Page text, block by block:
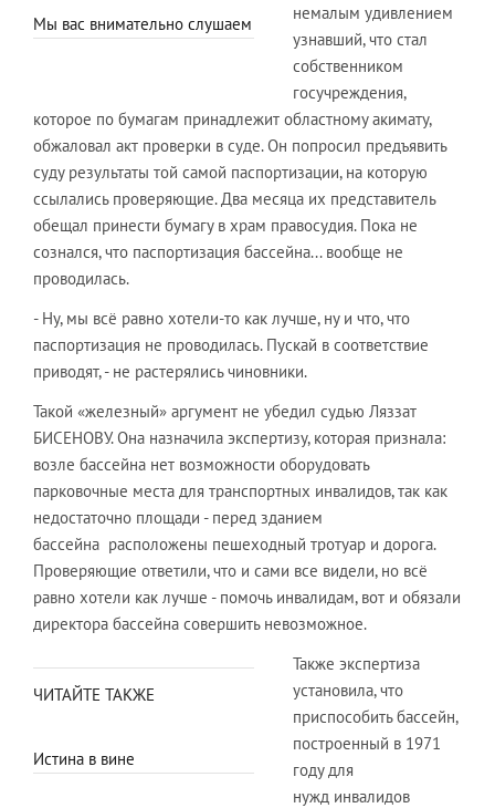
Мы вас внимательно слушаем
немалым удивлением
узнавший, что стал
собственником
госучреждения,
которое по бумагам принадлежит областному акимату,
обжаловал акт проверки в суде. Он попросил предъявить
суду результаты той самой паспортизации, на которую
ссылались проверяющие. Два месяца их представитель
обещал принести бумагу в храм правосудия. Пока не
сознался, что паспортизация бассейна... вообще не
проводилась.
- Ну, мы всё равно хотели-то как лучше, ну и что, что
паспортизация не проводилась. Пускай в соответствие
приводят, - не растерялись чиновники.
Такой «железный» аргумент не убедил судью Ляззат
БИСЕНОВУ. Она назначила экспертизу, которая признала:
возле бассейна нет возможности оборудовать
парковочные места для транспортных инвалидов, так как
недостаточно площади - перед зданием
бассейна расположены пешеходный тротуар и дорога.
Проверяющие ответили, что и сами все видели, но всё
равно хотели как лучше - помочь инвалидам, вот и обязали
директора бассейна совершить невозможное.
ЧИТАЙТЕ ТАКЖЕ
Истина в вине
Также экспертиза
установила, что
приспособить бассейн,
построенный в 1971
году для
нужд инвалидов